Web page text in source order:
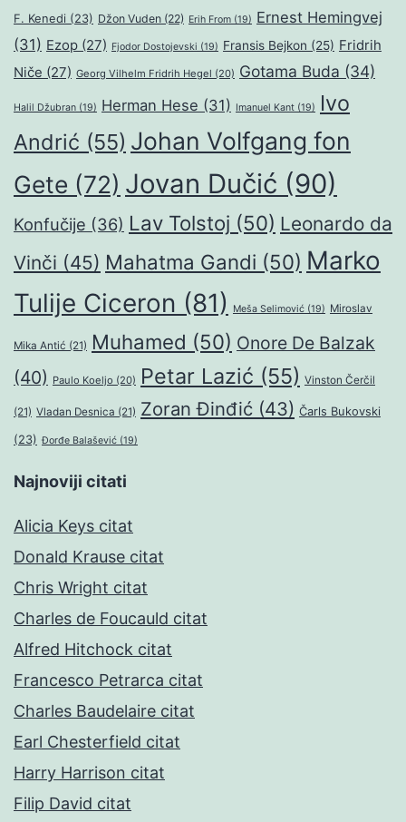
F. Kenedi (23) Džon Vuden (22) Erih From (19) Ernest Hemingvej
(31) Ezop (27) Fjodor Dostojevski (19) Fransis Bejkon (25) Fridrih
Niče (27) Georg Vilhelm Fridrih Hegel (20) Gotama Buda (34)
Halil Džubran (19) Herman Hese (31) Imanuel Kant (19)
Ivo
Andrić (55) Johan Volfgang fon
Gete (72) Jovan Dučić (90)
Konfučije (36) Lav Tolstoj (50) Leonardo da
Vinči (45) Mahatma Gandi (50) Marko
Tulije Ciceron (81) Meša Selimović (19) Miroslav
Mika Antić (21) Muhamed (50) Onore De Balzak
(40) Paulo Koeljo (20) Petar Lazić (55) Vinston Čerčil
(21) Vladan Desnica (21) Zoran Đinđić (43) Čarls Bukovski
(23) Đorđe Balašević (19)
Najnoviji citati
Alicia Keys citat
Donald Krause citat
Chris Wright citat
Charles de Foucauld citat
Alfred Hitchock citat
Francesco Petrarca citat
Charles Baudelaire citat
Earl Chesterfield citat
Harry Harrison citat
Filip David citat